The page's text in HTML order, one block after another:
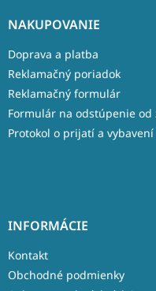
NAKUPOVANIE
Doprava a platba
Reklamačný poriadok
Reklamačný formulár
Formulár na odstúpenie od
Protokol o prijatí a
INFORMÁCIE
Kontakt
Obchodné podmienky